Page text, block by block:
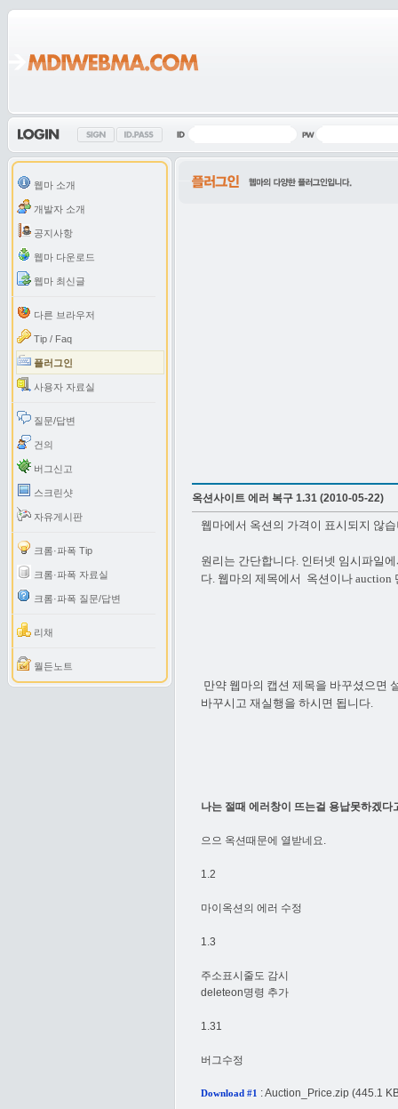
웹마 소개
개발자 소개
공지사항
웹마 다운로드
웹마 최신글
다른 브라우저
Tip / Faq
플러그인
사용자 자료실
질문/답변
건의
버그신고
스크린샷
자유게시판
크롬·파폭 Tip
크롬·파폭 자료실
크롬·파폭 질문/답변
리채
월든노트
옥션사이트 에러 복구 1.31 (2010-05-22)
웹마에서 옥션의 가격이 표시되지 않
원리는 간단합니다. 인터넷 임시파일
다. 웹마의 제목에서 옥션이나 auction
만약 웹마의 캡션 제목을 바꾸셨으면
바꾸시고 재실행을 하시면 됩니다.
나는 절때 에러창이 뜨는걸 용납못하겠
으으 옥션때문에 열받네요.
1.2
마이옥션의 에러 수정
1.3
주소표시줄도 감시
deleteon명령 추가
1.31
버그수정
Download #1 :Auction_Price.zip (445.1